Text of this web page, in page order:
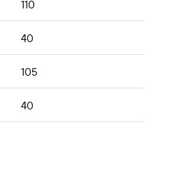
110
40
105
40